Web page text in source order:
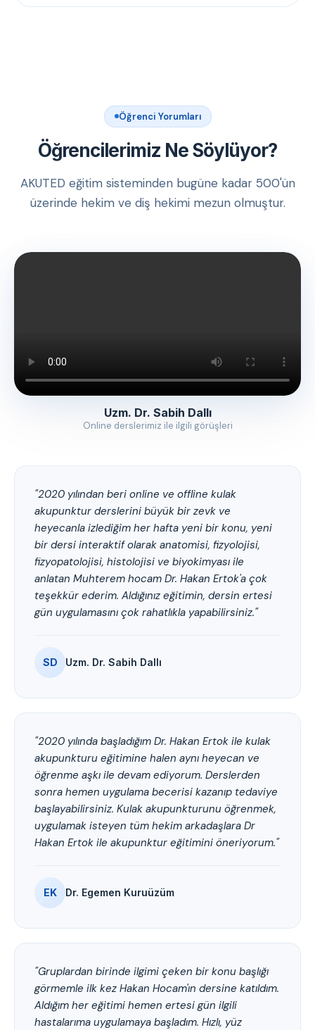
Öğrenci Yorumları
Öğrencilerimiz Ne Söylüyor?
AKUTED eğitim sisteminden bugüne kadar 500'ün
üzerinde hekim ve diş hekimi mezun olmuştur.
Uzm. Dr. Sabih Dallı
Online derslerimiz ile ilgili görüşleri
"2020 yılından beri online ve offline kulak
akupunktur derslerini büyük bir zevk ve
heyecanla izlediğim her hafta yeni bir konu, yeni
bir dersi interaktif olarak anatomisi, fizyolojisi,
fizyopatolojisi, histolojisi ve biyokimyası ile
anlatan Muhterem hocam Dr. Hakan Ertok'a çok
teşekkür ederim. Aldığınız eğitimin, dersin ertesi
gün uygulamasını çok rahatlıkla yapabilirsiniz."
SD Uzm. Dr. Sabih Dallı
"2020 yılında başladığım Dr. Hakan Ertok ile kulak
akupunkturu eğitimine halen aynı heyecan ve
öğrenme aşkı ile devam ediyorum. Derslerden
sonra hemen uygulama becerisi kazanıp tedaviye
başlayabilirsiniz. Kulak akupunkturunu öğrenmek,
uygulamak isteyen tüm hekim arkadaşlara Dr
Hakan Ertok ile akupunktur eğitimini öneriyorum."
EK Dr. Egemen Kuruüzüm
"Gruplardan birinde ilgimi çeken bir konu başlığı
görmemle ilk kez Hakan Hocam'ın dersine katıldım.
Aldığım her eğitimi hemen ertesi gün ilgili
hastalarıma uygulamaya başladım. Hızlı, yüz